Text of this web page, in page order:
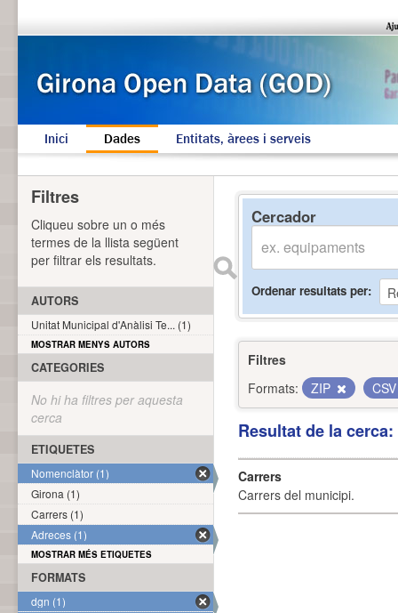
Inici Dades Entitats, àrees i serveis
Cercador
Ordenar resultats per
Filtres
Formats:
ZIP
Resultat de la
Carrers
Carrers del municipi.
Filtres
Cliqueu sobre un o més
termes de la llista següent
per filtrar els resultats.
AUTORS
Unitat Municipal d'Anàlisi Te... (1)
MOSTRAR MENYS AUTORS
CATEGORIES
No hi ha filtres per aquesta
cerca
ETIQUETES
Nomenclàtor (1)
Girona (1)
Carrers (1)
Adreces (1)
MOSTRAR MÉS ETIQUETES
FORMATS
dgn (1)